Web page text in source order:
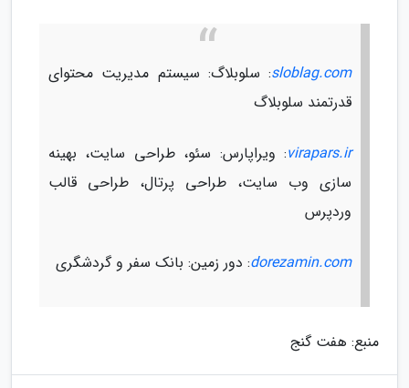
sloblag.com: سلوبلاگ: سیستم مدیریت محتوای
قدرتمند سلوبلاگ
virapars.ir: ویراپارس: سئو، طراحی سایت، بهینه
سازی وب سایت، طراحی پرتال، طراحی قالب
وردپرس
dorezamin.com: دور زمین: بانک سفر و گردشگری
منبع: هفت گنج